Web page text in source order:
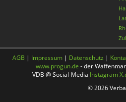
AGB | Impressum | Datenschutz |
www.progun.de - der
VDB @ Social-Media Instagram
© 2026